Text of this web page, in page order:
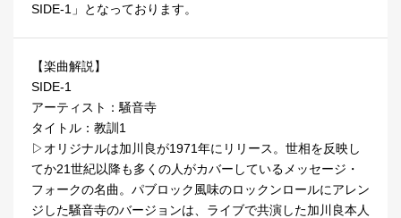
SIDE-1」となっております。
【楽曲解説】
SIDE-1
アーティスト：騒音寺
タイトル：教訓1
▷オリジナルは加川良が1971年にリリース。世相を反映し
てか21世紀以降も多くの人がカバーしているメッセージ・
フォークの名曲。パブロック風味のロックンロールにアレン
ジした騒音寺のバージョンは、ライブで共演した加川良本人